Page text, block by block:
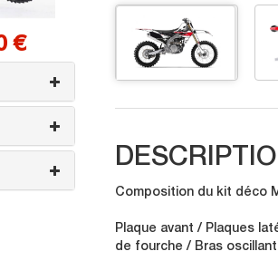
119.00 €83.30 €
Composition du kit déco
Plaque avant / Plaques
de fourche / Bras oscillant